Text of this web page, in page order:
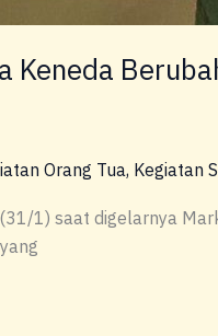
Orang Tua, Kegiatan
1) saat digelarnya